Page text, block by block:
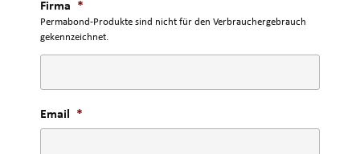
Firma *
Permabond-Produkte sind nicht für den Verbrauchergebrauch
gekennzeichnet.
Email *